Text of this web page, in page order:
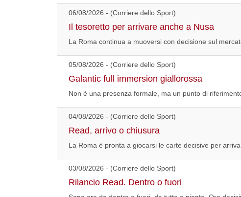
06/08/2026 - (Corriere dello Sport)
Il tesoretto per arrivare anche a Nusa
La Roma continua a muoversi con decisione sul
05/08/2026 - (Corriere dello Sport)
Galantic full immersion giallorossa
Non è una presenza formale, ma un punto di
04/08/2026 - (Corriere dello Sport)
Read, arrivo o chiusura
La Roma è pronta a giocarsi le carte decisive per
03/08/2026 - (Corriere dello Sport)
Rilancio Read. Dentro o fuori